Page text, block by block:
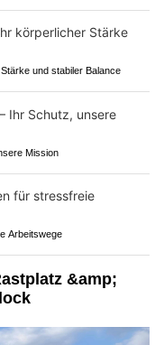
und stabiler Balance
Mission
Arbeitswege
&amp;